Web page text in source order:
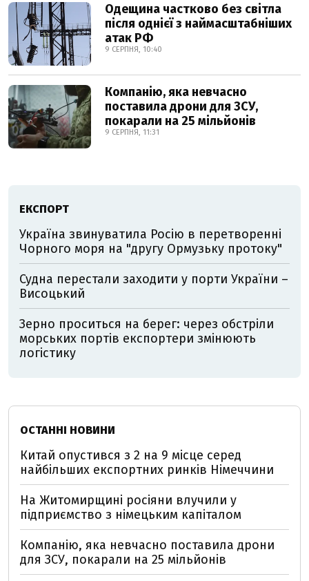
Одещина частково без світла
після однієї з наймасштабніших
атак РФ
9 СЕРПНЯ, 10:40
Компанію, яка невчасно
поставила дрони для ЗСУ,
покарали на 25 мільйонів
9 СЕРПНЯ, 11:31
ЕКСПОРТ
Україна звинуватила Росію в перетворенні
Чорного моря на "другу Ормузьку протоку"
Судна перестали заходити у порти України –
Висоцький
Зерно проситься на берег: через обстріли
морських портів експортери змінюють
логістику
ОСТАННІ НОВИНИ
Китай опустився з 2 на 9 місце серед
найбільших експортних ринків Німеччини
На Житомирщині росіяни влучили у
підприємство з німецьким капіталом
Компанію, яка невчасно поставила дрони
для ЗСУ, покарали на 25 мільйонів